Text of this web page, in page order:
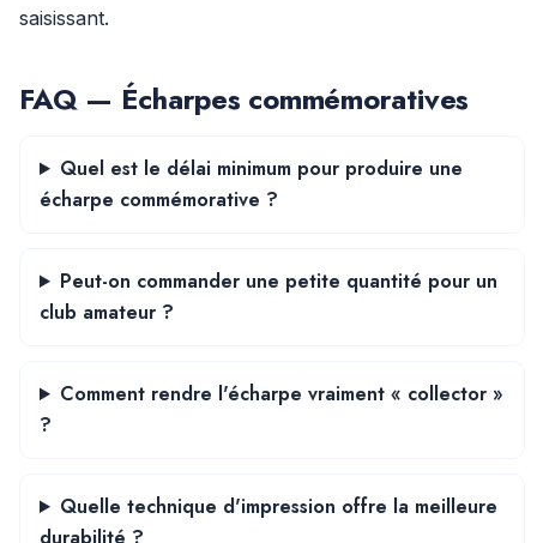
saisissant.
FAQ — Écharpes commémoratives
Quel est le délai minimum pour produire une
écharpe commémorative ?
Peut-on commander une petite quantité pour un
club amateur ?
Comment rendre l'écharpe vraiment « collector »
?
Quelle technique d'impression offre la meilleure